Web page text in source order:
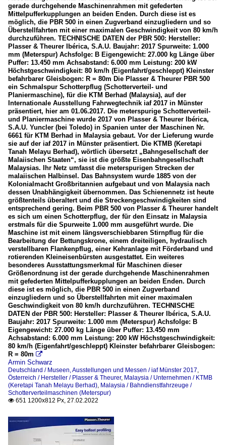
gerade durchgehende Maschinenrahmen mit gefederten
Mittelpufferkupplungen an beiden Enden. Durch diese ist es
möglich, die PBR 500 in einen Zugverband einzugliedern und so
Überstellfahrten mit einer maximalen Geschwindigkeit von 80 km/h
durchzuführen. TECHNISCHE DATEN der PBR 500: Hersteller:
Plasser & Theurer Ibérica, S.A.U. Baujahr: 2017 Spurweite: 1.000
mm (Meterspur) Achsfolge: B Eigengewicht: 27.000 kg Länge über
Puffer: 13.450 mm Achsabstand: 6.000 mm Leistung: 200 kW
Höchstgeschwindigkeit: 80 km/h (Eigenfahrt/geschleppt) Kleinster
befahrbarer Gleisbogen: R = 80m Die Plasser & Theurer PBR 500
ein Schmalspur Schotterpflug (Schotterverteil- und
Planiermaschine), für die KTM Berhad (Malaysia), auf der
Internationale Ausstellung Fahrwegtechnik iaf 2017 in Münster
präsentiert, hier am 01.06.2017. Die meterspurige Schotterverteil-
und Planiermaschine wurde 2017 von Plasser & Theurer Ibérica,
S.A.U. Yuncler (bei Toledo) in Spanien unter der Maschinen Nr.
6661 für KTM Berhad in Malaysia gebaut. Vor der Lieferung wurde
sie auf der iaf 2017 in Münster präsentiert. Die KTMB (Keretapi
Tanah Melayu Berhad), wörtlich übersetzt „Bahngesellschaft der
Malaiischen Staaten“, sie ist die größte Eisenbahngesellschaft
Malaysias. Ihr Netz umfasst die meterspurigen Strecken der
malaiischen Halbinsel. Das Bahnsystem wurde 1885 von der
Kolonialmacht Großbritannien aufgebaut und von Malaysia nach
dessen Unabhängigkeit übernommen. Das Schienennetz ist heute
größtenteils überaltert und die Streckengeschwindigkeiten sind
entsprechend gering. Beim PBR 500 von Plasser & Theurer handelt
es sich um einen Schotterpflug, der für den Einsatz in Malaysia
erstmals für die Spurweite 1.000 mm ausgeführt wurde. Die
Maschine ist mit einem längsverschiebbaren Stirnpflug für die
Bearbeitung der Bettungskrone, einem dreiteiligen, hydraulisch
verstellbaren Flankenpflug, einer Kehranlage mit Förderband und
rotierenden Kleineisenbürsten ausgestattet. Ein weiteres
besonderes Ausstattungsmerkmal für Maschinen dieser
Größenordnung ist der gerade durchgehende Maschinenrahmen
mit gefederten Mittelpufferkupplungen an beiden Enden. Durch
diese ist es möglich, die PBR 500 in einen Zugverband
einzugliedern und so Überstellfahrten mit einer maximalen
Geschwindigkeit von 80 km/h durchzuführen. TECHNISCHE
DATEN der PBR 500: Hersteller: Plasser & Theurer Ibérica, S.A.U.
Baujahr: 2017 Spurweite: 1.000 mm (Meterspur) Achsfolge: B
Eigengewicht: 27.000 kg Länge über Puffer: 13.450 mm
Achsabstand: 6.000 mm Leistung: 200 kW Höchstgeschwindigkeit:
80 km/h (Eigenfahrt/geschleppt) Kleinster befahrbarer Gleisbogen:
R = 80m 
Armin Schwarz
Deutschland / Museen, Ausstellungen und Messen / iaf Münster 2017
Österreich / Hersteller / Plasser & Theurer, Malaysia / Unternehmen / KTMB
(Keretapi Tanah Melayu Berhad) Malaysia / Bahndienstfahrzeuge /
Schotterverteilmaschinen (Meterspur)
 651 1200x812 Px, 27.02.2022